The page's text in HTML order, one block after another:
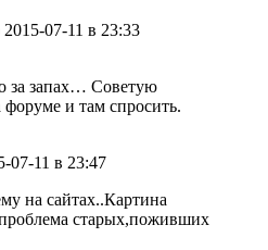
2015-07-11 в 23:33
за запах… Советую
форуме и там спросить.
07-11 в 23:47
на сайтах..Картина
старых,поживших